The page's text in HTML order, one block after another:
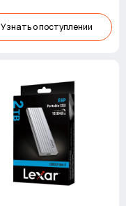
Узнать о поступлении